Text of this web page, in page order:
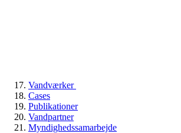
Vandværker
Cases
Publikationer
Vandpartner
Myndighedssamarbejde